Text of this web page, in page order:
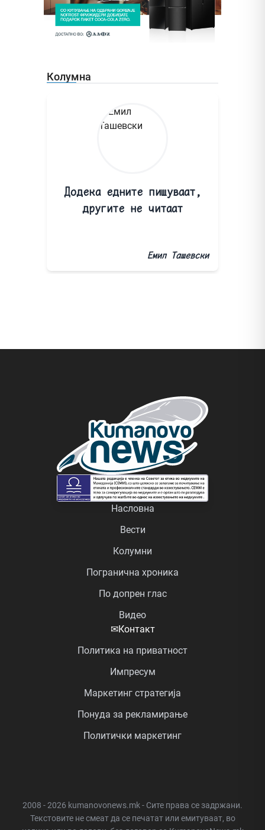
Колумна
Додека едните пишуваат,
другите не читаат
Емил Ташевски
Насловна
Вести
Колумни
Погранична хроника
По допрен глас
Видео
✉Контакт
Политика на приватност
Импресум
Маркетинг стратегија
Понуда за рекламирање
Политички маркетинг
2008 - 2026 kumanovonews.mk - Сите права се задржани.
Текстовите не смеат да се печатат или емитуваат, во